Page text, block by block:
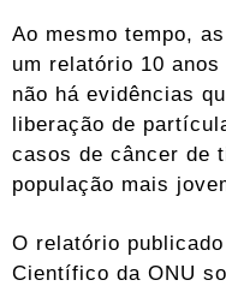
Ao mesmo tempo,
um relatório 10
não há evidências
liberação de
casos de câncer de
população mais
O relatório
Científico da ONU